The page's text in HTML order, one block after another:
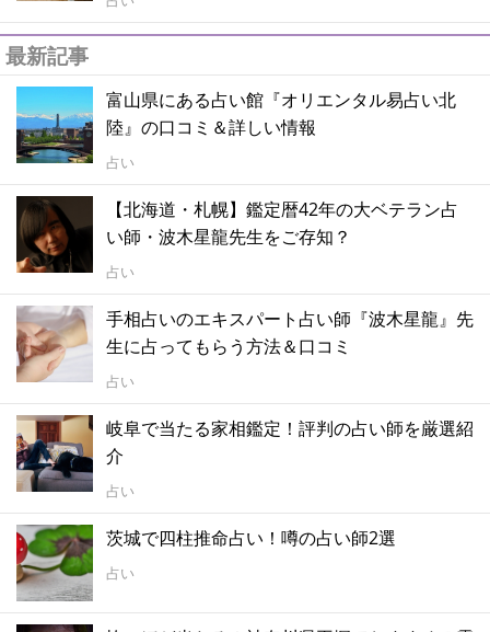
最新記事
富山県にある占い館『オリエンタル易占い北
陸』の口コミ＆詳しい情報
占い
【北海道・札幌】鑑定暦42年の大ベテラン占
い師・波木星龍先生をご存知？
占い
手相占いのエキスパート占い師『波木星龍』先
生に占ってもらう方法＆口コミ
占い
岐阜で当たる家相鑑定！評判の占い師を厳選紹
介
占い
茨城で四柱推命占い！噂の占い師2選
占い